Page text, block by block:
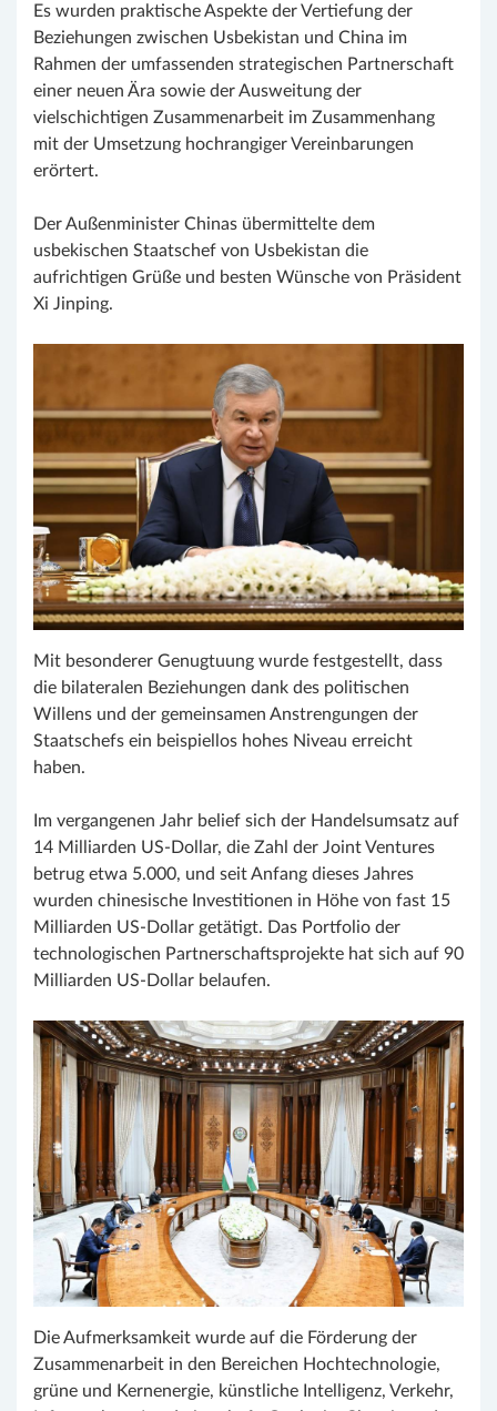
Es wurden praktische Aspekte der Vertiefung der
Beziehungen zwischen Usbekistan und China im
Rahmen der umfassenden strategischen Partnerschaft
einer neuen Ära sowie der Ausweitung der
vielschichtigen Zusammenarbeit im Zusammenhang
mit der Umsetzung hochrangiger Vereinbarungen
erörtert.
Der Außenminister Chinas übermittelte dem
usbekischen Staatschef von Usbekistan die
aufrichtigen Grüße und besten Wünsche von Präsident
Xi Jinping.
Mit besonderer Genugtuung wurde festgestellt, dass
die bilateralen Beziehungen dank des politischen
Willens und der gemeinsamen Anstrengungen der
Staatschefs ein beispiellos hohes Niveau erreicht
haben.
Im vergangenen Jahr belief sich der Handelsumsatz auf
14 Milliarden US-Dollar, die Zahl der Joint Ventures
betrug etwa 5.000, und seit Anfang dieses Jahres
wurden chinesische Investitionen in Höhe von fast 15
Milliarden US-Dollar getätigt. Das Portfolio der
technologischen Partnerschaftsprojekte hat sich auf 90
Milliarden US-Dollar belaufen.
Die Aufmerksamkeit wurde auf die Förderung der
Zusammenarbeit in den Bereichen Hochtechnologie,
grüne und Kernenergie, künstliche Intelligenz, Verkehr,